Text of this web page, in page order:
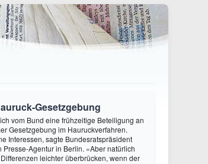
Gesetzgebung
vom Bund eine frühzeitige Beteiligung an
Gesetzgebung im Hauruckverfahren.
Interessen, sagte Bundesratspräsident
Agentur in Berlin. «Aber natürlich
leichter überbrücken, wenn der